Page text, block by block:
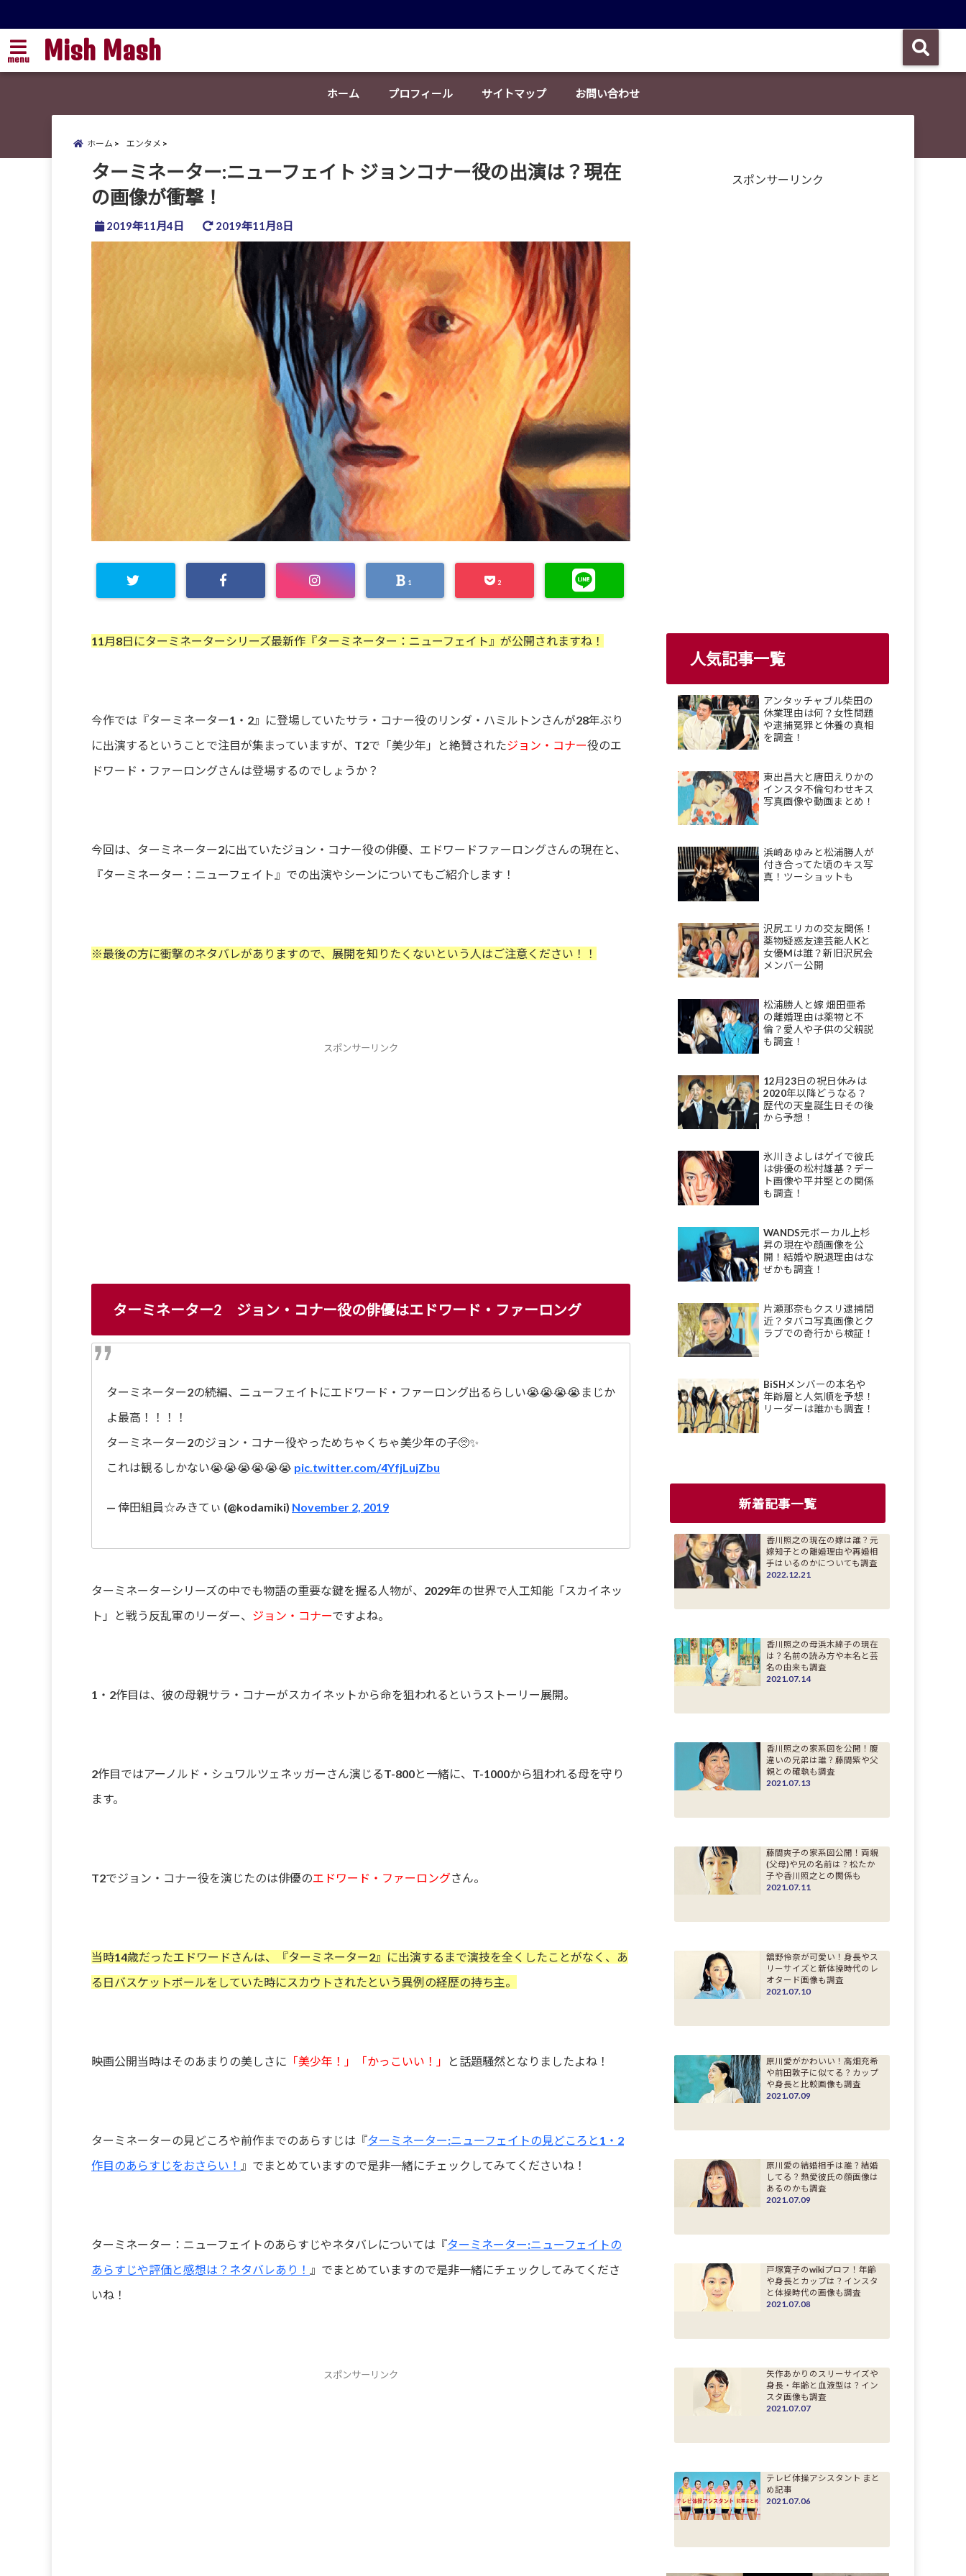
menu Mish Mash
ホーム プロフィール サイトマップ お問い合わせ
ホーム エンタメ
ターミネーター:ニューフェイト ジョンコナー役の出演は？現在
の画像が衝撃！
2019年11月4日 2019年11月8日
1 2
11月8日にターミネーターシリーズ最新作『ターミネーター：ニューフェイト』が公開されますね！
今作では『ターミネーター1・2』に登場していたサラ・コナー役のリンダ・ハミルトンさんが28年ぶり
に出演するということで注目が集まっていますが、T2で「美少年」と絶賛されたジョン・コナー役のエ
ドワード・ファーロングさんは登場するのでしょうか？
今回は、ターミネーター2に出ていたジョン・コナー役の俳優、エドワードファーロングさんの現在と、
『ターミネーター：ニューフェイト』での出演やシーンについてもご紹介します！
※最後の方に衝撃のネタバレがありますので、展開を知りたくないという人はご注意ください！！
スポンサーリンク
ターミネーター2 ジョン・コナー役の俳優はエドワード・ファーロング
ターミネーター2の続編、ニューフェイトにエドワード・ファーロング出るらしい😭😭😭😭まじか
よ最高！！！！
ターミネーター2のジョン・コナー役やっためちゃくちゃ美少年の子🥺✨
これは観るしかない😭😭😭😭😭😭 pic.twitter.com/4YfjLujZbu
— 倖田組員☆みきてぃ (@kodamiki) November 2, 2019
ターミネーターシリーズの中でも物語の重要な鍵を握る人物が、2029年の世界で人工知能「スカイネッ
ト」と戦う反乱軍のリーダー、 ジョン・コナーですよね。
1・2作目は、彼の母親サラ・コナーがスカイネットから命を狙われるというストーリー展開。
2作目ではアーノルド・シュワルツェネッガーさん演じるT-800と一緒に、T-1000から狙われる母を守り
ます。
T2でジョン・コナー役を演じたのは俳優のエドワード・ファーロングさん。
当時14歳だったエドワードさんは、『ターミネーター2』に出演するまで演技を全くしたことがなく、あ
る日バスケットボールをしていた時にスカウトされたという異例の経歴の持ち主。
映画公開当時はそのあまりの美しさに 「美少年！」「かっこいい！」 と話題騒然となりましたよね！
ターミネーターの見どころや前作までのあらすじは『ターミネーター:ニューフェイトの見どころと1・2
作目のあらすじをおさらい！ 』でまとめていますので是非一緒にチェックしてみてくださいね！
ターミネーター：ニューフェイトのあらすじやネタバレについては『ターミネーター:ニューフェイトの
あらすじや評価と感想は？ネタバレあり！ 』でまとめていますので是非一緒にチェックしてみてくださ
いね！
スポンサーリンク
スポンサーリンク
人気記事一覧
アンタッチャブル柴田の
休業理由は何？女性問題
や逮捕冤罪と休養の真相
を調査！
東出昌大と唐田えりかの
インスタ不倫匂わせキス
写真画像や動画まとめ！
浜崎あゆみと松浦勝人が
付き合ってた頃のキス写
真！ツーショットも
沢尻エリカの交友関係！
薬物疑惑友達芸能人Kと
女優Mは誰？新旧沢尻会
メンバー公開
松浦勝人と嫁 畑田亜希
の離婚理由は薬物と不
倫？愛人や子供の父親説
も調査！
12月23日の祝日休みは
2020年以降どうなる？
歴代の天皇誕生日その後
から予想！
氷川きよしはゲイで彼氏
は俳優の松村雄基？デー
ト画像や平井堅との関係
も調査！
WANDS元ボーカル上杉
昇の現在や顔画像を公
開！結婚や脱退理由はな
ぜかも調査！
片瀬那奈もクスリ逮捕間
近？タバコ写真画像とク
ラブでの奇行から検証！
BiSHメンバーの本名や
年齢層と人気順を予想！
リーダーは誰かも調査！
新着記事一覧
香川照之の現在の嫁は誰？元
嫁知子との離婚理由や再婚相
手はいるのかについても調査
2022.12.21
香川照之の母浜木綿子の現在
は？名前の読み方や本名と芸
名の由来も調査
2021.07.14
香川照之の家系図を公開！腹
違いの兄弟は誰？藤間紫や父
親との確執も調査
2021.07.13
藤間爽子の家系図公開！両親
(父母)や兄の名前は？松たか
子や香川照之との関係も
2021.07.11
舘野伶奈が可愛い！身長やス
リーサイズと新体操時代のレ
オタード画像も調査
2021.07.10
原川愛がかわいい！高畑充希
や前田敦子に似てる？カップ
や身長と比較画像も調査
2021.07.09
原川愛の結婚相手は誰？結婚
してる？熱愛彼氏の顔画像は
あるのかも調査
2021.07.09
戸塚寛子のwikiプロフ！年齢
や身長とカップは？インスタ
と体操時代の画像も調査
2021.07.08
矢作あかりのスリーサイズや
身長・年齢と血液型は？イン
スタ画像も調査
2021.07.07
テレビ体操アシスタント まと
め記事
2021.07.06